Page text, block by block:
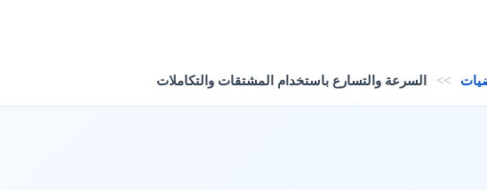
>> السرعة والتسارع باستخدام المشتقات والتكاملات